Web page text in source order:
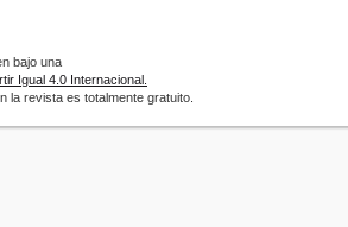
bajo una
Igual 4.0 Internacional.
la revista es totalmente gratuito.